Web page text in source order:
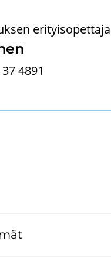
erityisopettaja
4891